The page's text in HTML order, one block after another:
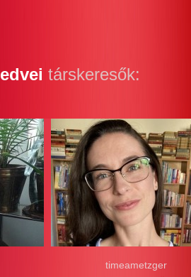
edvei társkeresők:
timeametzger